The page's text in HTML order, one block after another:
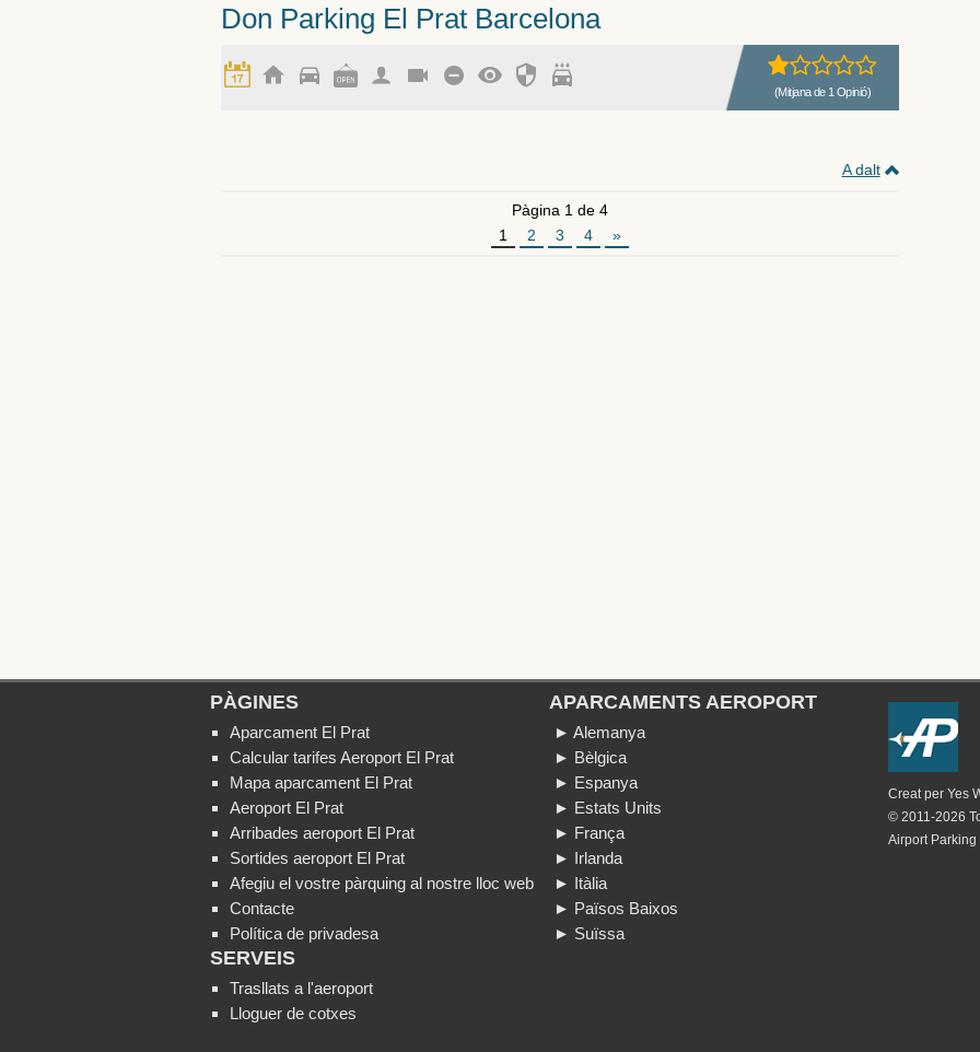
Don Parking El Prat Barcelona
(Mitjana de 1 Opinió)
A dalt
Pàgina 1 de 4
1
2 3 4 »
PÀGINES
Aparcament El Prat
Calcular tarifes Aeroport El Prat
Mapa aparcament El Prat
Aeroport El Prat
Arribades aeroport El Prat
Sortides aeroport El Prat
Afegiu el vostre pàrquing al nostre lloc web
Contacte
Política de privadesa
SERVEIS
Trasllats a l'aeroport
Lloguer de cotxes
APARCAMENTS AEROPORT
► Alemanya
► Bèlgica
► Espanya
► Estats Units
► França
► Irlanda
► Itàlia
► Països Baixos
► Suïssa
Creat per Yes
© 2011-2026
Airport Parking